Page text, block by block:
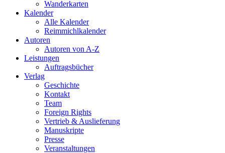
Wanderkarten
Kalender
Alle Kalender
Reimmichlkalender
Autoren
Autoren von A-Z
Leistungen
Auftragsbücher
Verlag
Geschichte
Kontakt
Team
Foreign Rights
Vertrieb & Auslieferung
Manuskripte
Presse
Veranstaltungen